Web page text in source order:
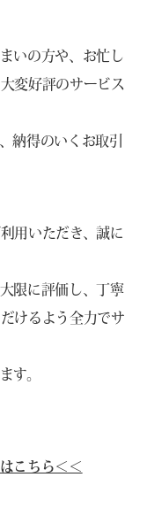
いの方や、お忙し
変好評のサービス
納得のいくお取引
用いただき、誠に
限に評価し、丁寧
けるよう全力でサ
す。
こちら＜＜